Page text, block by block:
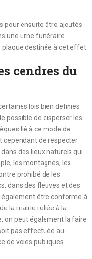
pour ensuite être ajoutés
une urne funéraire.
plaque destinée à cet effet.
cendres du
lois bien définies
possible de disperser les
lié à ce mode de
cependant de respecter
des lieux naturels qui
les montagnes, les
prohibé de les
dans des fleuves et des
également être conforme à
la mairie reliée à la
on peut également la faire
pas effectuée au-
de voies publiques.